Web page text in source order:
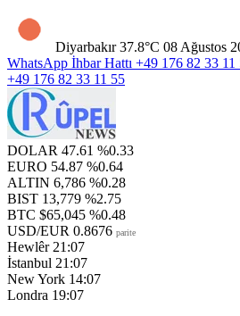
Diyarbakır 37.8°C 08 Ağustos
WhatsApp İhbar Hattı +49 176 82 33 11
+49 176 82 33 11 55
DOLAR 47.61 %0.33
EURO 54.87 %0.64
ALTIN 6,786 %0.28
BIST 13,779 %2.75
BTC $65,045 %0.48
USD/EUR 0.8676 parite
Hewlêr 21:07
İstanbul 21:07
New York 14:07
Londra 19:07